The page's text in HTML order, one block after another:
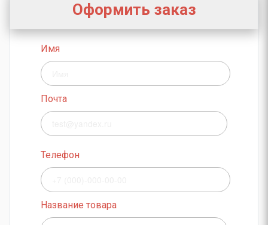
Оформить заказ
Имя
Почта
Телефон
Название товара